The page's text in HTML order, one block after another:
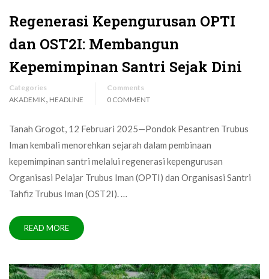
Regenerasi Kepengurusan OPTI
dan OST2I: Membangun
Kepemimpinan Santri Sejak Dini
Categories
AKADEMIK, HEADLINE
Comments
0 COMMENT
Tanah Grogot, 12 Februari 2025—Pondok Pesantren Trubus
Iman kembali menorehkan sejarah dalam pembinaan
kepemimpinan santri melalui regenerasi kepengurusan
Organisasi Pelajar Trubus Iman (OPTI) dan Organisasi Santri
Tahfiz Trubus Iman (OST2I). …
READ MORE